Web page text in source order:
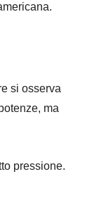
si osserva
ma
pressione.